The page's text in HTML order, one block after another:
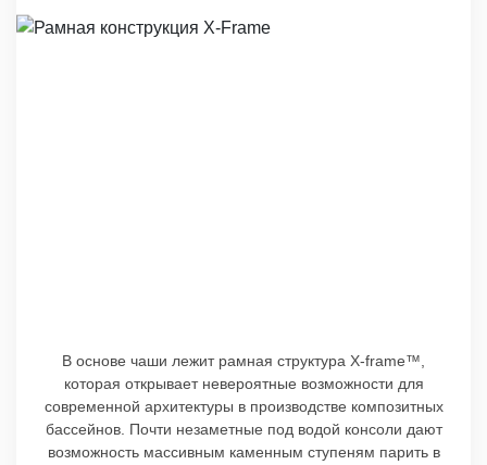
В основе чаши лежит рамная структура X-frame™,
которая открывает невероятные возможности для
современной архитектуры в производстве композитных
бассейнов. Почти незаметные под водой консоли дают
возможность массивным каменным ступеням парить в